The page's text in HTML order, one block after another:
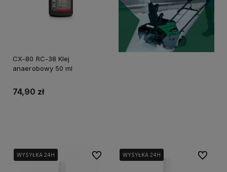
CX-80 RC-38 Klej
anaerobowy 50 ml
74,90 zł
WYSYŁKA 24H
WYSYŁKA 24H Do ulubionychWYSYŁKA 24H
WYSYŁKA 24H Do